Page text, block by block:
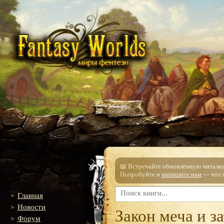
Главная
Новости
Форум
📖 Встречайте обновлённую
Попробуйте и напишите нам — что
Закон меча и